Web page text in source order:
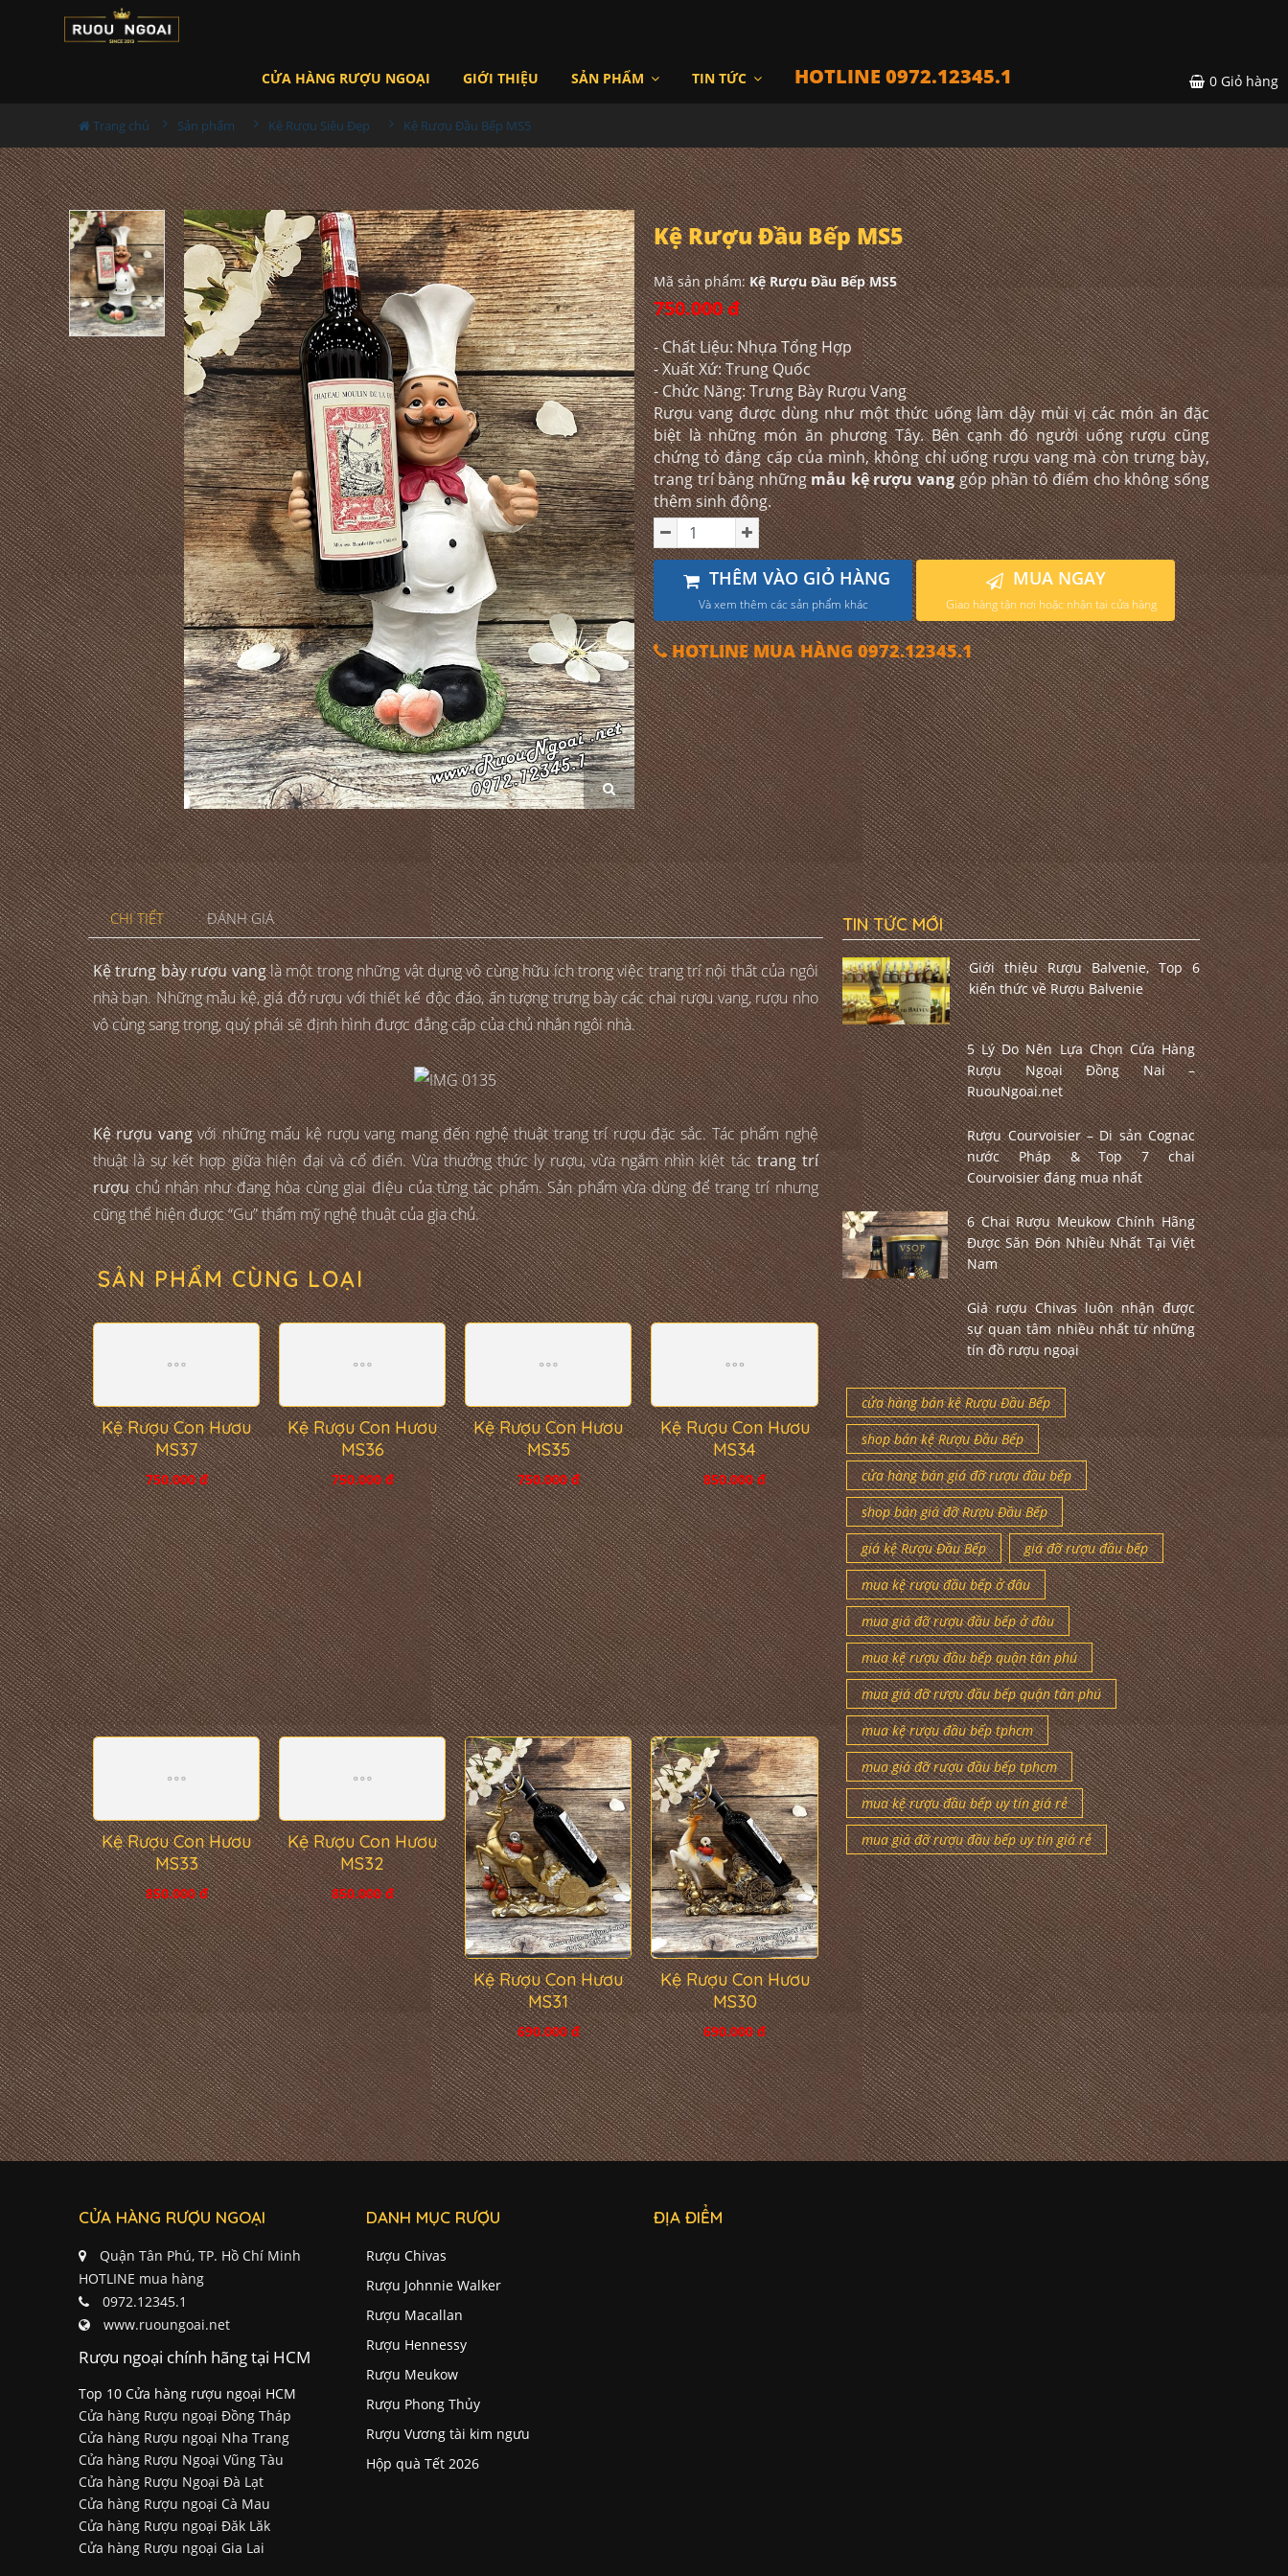
CỬA HÀNG RƯỢU NGOẠI GIỚI THIỆU SẢN PHẨM TIN TỨC HOTLINE 0972.12345.1 0 Giỏ hàng
Trang chủ Sản phẩm Kệ Rượu Siêu Đẹp Kệ Rượu Đầu Bếp MS5
Kệ Rượu Đầu Bếp MS5
Mã sản phẩm:Kệ Rượu Đầu Bếp MS5
750.000 đ
- Chất Liệu: Nhựa Tổng Hợp
- Xuất Xứ: Trung Quốc
- Chức Năng: Trưng Bày Rượu Vang
Rượu vang được dùng như một thức uống làm dậy mùi vị các món ăn đặc
biệt là những món ăn phương Tây. Bên cạnh đó người uống rượu cũng
chứng tỏ đẳng cấp của mình, không chỉ uống rượu vang mà còn trưng bày,
trang trí bằng nhữngmẫu kệ rượu vanggóp phần tô điểm cho không sống
thêm sinh động.
THÊM VÀO GIỎ HÀNG
Và xem thêm các sản phẩm khác
MUA NGAY
Giao hàng tận nơi hoặc nhận tại cửa hàng
HOTLINE MUA HÀNG 0972.12345.1
CHI TIẾT ĐÁNH GIÁ
Kệ trưng bày rượu vanglà một trong những vật dụng vô cùng hữu ích trong việc trang trí nội thất của ngôi
nhà bạn. Những mẫu kệ, giá đở rượu với thiết kế độc đáo, ấn tượng trưng bày các chai rượu vang, rượu nho
vô cùng sang trọng, quý phái sẽ định hình được đẳng cấp của chủ nhân ngôi nhà.
Kệ rượu vangvới những mẩu kệ rượu vang mang đến nghệ thuật trang trí rượu đặc sắc. Tác phẩm nghệ
thuật là sự kết hợp giữa hiện đại và cổ điển. Vừa thưởng thức ly rượu, vừa ngắm nhìn kiệt táctrang trí
rượuchủ nhân như đang hòa cùng giai điệu của từng tác phẩm. Sản phẩm vừa dùng để trang trí nhưng
cũng thể hiện được “Gu” thẩm mỹ nghệ thuật của gia chủ.
SẢN PHẨM CÙNG LOẠI
Kệ Rượu Con Hươu
MS37
750.000 đ
Kệ Rượu Con Hươu
MS36
750.000 đ
Kệ Rượu Con Hươu
MS35
750.000 đ
Kệ Rượu Con Hươu
MS34
850.000 đ
Kệ Rượu Con Hươu
MS33
850.000 đ
Kệ Rượu Con Hươu
MS32
850.000 đ
Kệ Rượu Con Hươu
MS31
690.000 đ
Kệ Rượu Con Hươu
MS30
690.000 đ
TIN TỨC MỚI
Giới thiệu Rượu Balvenie, Top 6
kiến thức về Rượu Balvenie
5 Lý Do Nên Lựa Chọn Cửa Hàng
Rượu Ngoại Đồng Nai –
RuouNgoai.net
Rượu Courvoisier – Di sản Cognac
nước Pháp & Top 7 chai
Courvoisier đáng mua nhất
6 Chai Rượu Meukow Chính Hãng
Được Săn Đón Nhiều Nhất Tại Việt
Nam
Giá rượu Chivas luôn nhận được
sự quan tâm nhiều nhất từ những
tín đồ rượu ngoại
cửa hàng bán kệ Rượu Đầu Bếp
shop bán kệ Rượu Đầu Bếp
cửa hàng bán giá đỡ rượu đầu bếp
shop bán giá đỡ Rượu Đầu Bếp
giá kệ Rượu Đầu Bếp
giá đỡ rượu đầu bếp
mua kệ rượu đầu bếp ở đâu
mua giá đỡ rượu đầu bếp ở đâu
mua kệ rượu đầu bếp quận tân phú
mua giá đỡ rượu đầu bếp quận tân phú
mua kệ rượu đầu bếp tphcm
mua giá đỡ rượu đầu bếp tphcm
mua kệ rượu đầu bếp uy tín giá rẻ
mua giá đỡ rượu đầu bếp uy tín giá rẻ
CỬA HÀNG RƯỢU NGOẠI
Quận Tân Phú, TP. Hồ Chí Minh
HOTLINE mua hàng
0972.12345.1
www.ruoungoai.net
Rượu ngoại chính hãng tại HCM
Top 10 Cửa hàng rượu ngoại HCM
Cửa hàng Rượu ngoại Đồng Tháp
Cửa hàng Rượu ngoại Nha Trang
Cửa hàng Rượu Ngoại Vũng Tàu
Cửa hàng Rượu Ngoại Đà Lạt
Cửa hàng Rượu ngoại Cà Mau
Cửa hàng Rượu ngoại Đăk Lăk
Cửa hàng Rượu ngoại Gia Lai
DANH MỤC RƯỢU
Rượu Chivas
Rượu Johnnie Walker
Rượu Macallan
Rượu Hennessy
Rượu Meukow
Rượu Phong Thủy
Rượu Vương tài kim ngưu
Hộp quà Tết 2026
ĐỊA ĐIỂM